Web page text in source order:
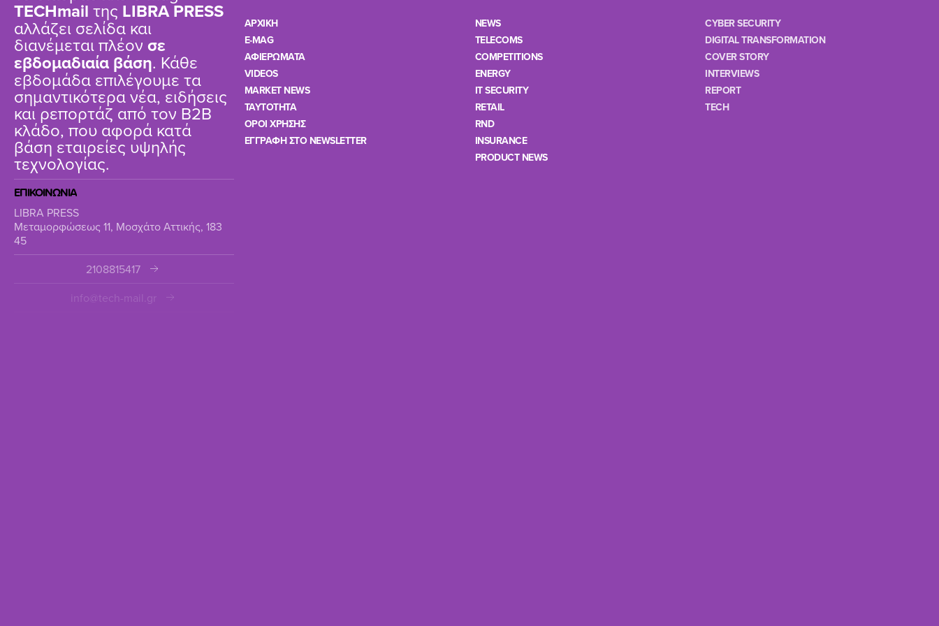
TΕCHmail της LIBRA PRESS
αλλάζει σελίδα και
διανέμεται πλέον σε
εβδομαδιαία βάση. Κάθε
εβδομάδα επιλέγουμε τα
σημαντικότερα νέα, ειδήσεις
και ρεπορτάζ από τον B2B
κλάδο, που αφορά κατά
βάση εταιρείες υψηλής
τεχνολογίας.
ΕΠΙΚΟΙΝΩΝΙΑ
LIBRA PRESS
Μεταμορφώσεως 11, Μοσχάτο Αττικής, 183
45
2108815417
info@tech-mail.gr
ΑΡΧΙΚΗ
E-MAG
ΑΦΙΕΡΩΜΑΤΑ
VIDEOS
MARKET NEWS
TAYTOTHTA
ΟΡΟΙ ΧΡΗΣΗΣ
ΕΓΓΡΑΦΗ ΣΤΟ NEWSLETTER
NEWS
TELECOMS
COMPETITIONS
ENERGY
IT SECURITY
RETAIL
RND
INSURANCE
PRODUCT NEWS
CYBER SECURITY
DIGITAL TRANSFORMATION
COVER STORY
INTERVIEWS
REPORT
TECH